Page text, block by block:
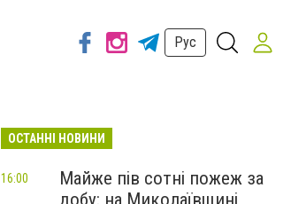
Рус
ОСТАННІ НОВИНИ
Майже пів сотні пожеж за
добу: на Миколаївщині
16:00